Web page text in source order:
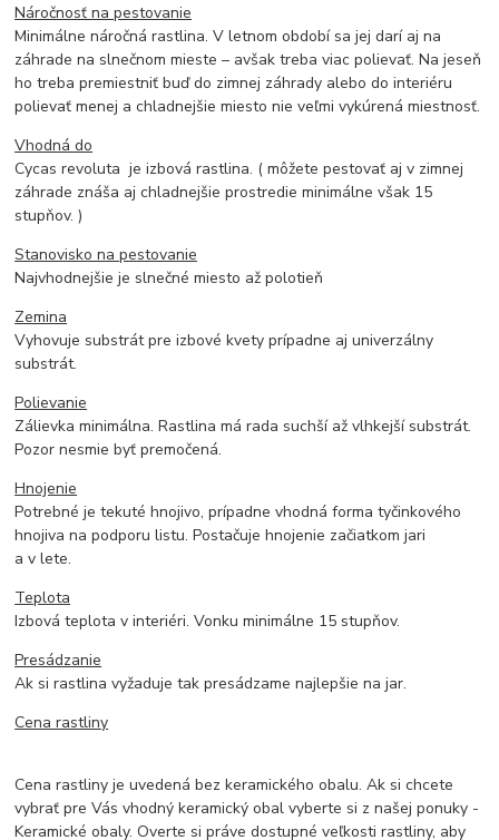
Náročnosťna pestovanie
Minimálne náročná rastlina. V letnom období sa jej darí aj na
záhrade na slnečnom mieste – avšak treba viac polievať. Na jeseň
ho treba premiestniť buď do zimnej záhrady alebo do interiéru
polievať menej a chladnejšie miesto nie veľmi vykúrená miestnosť.
Vhodná do
Cycas revoluta je izbová rastlina. ( môžete pestovať aj v zimnej
záhrade znáša aj chladnejšie prostredie minimálne však 15
stupňov. )
Stanovisko na pestovanie
Najvhodnejšie je slnečné miesto až polotieň
Zemina
Vyhovuje substrát pre izbové kvety prípadne aj univerzálny
substrát.
Polievanie
Zálievka minimálna. Rastlina má rada suchší až vlhkejší substrát.
Pozor nesmie byť premočená.
Hnojenie
Potrebné je tekuté hnojivo, prípadne vhodná forma tyčinkového
hnojiva na podporu listu. Postačuje hnojenie začiatkom jari
a v lete.
Teplota
Izbová teplota v interiéri. Vonku minimálne 15 stupňov.
Presádzanie
Ak si rastlina vyžaduje tak presádzame najlepšie na jar.
Cena rastliny
Cena rastliny je uvedená bez keramického obalu. Ak si chcete
vybrať pre Vás vhodný keramický obal vyberte si z našej ponuky -
Keramické obaly. Overte si práve dostupné veľkosti rastliny, aby